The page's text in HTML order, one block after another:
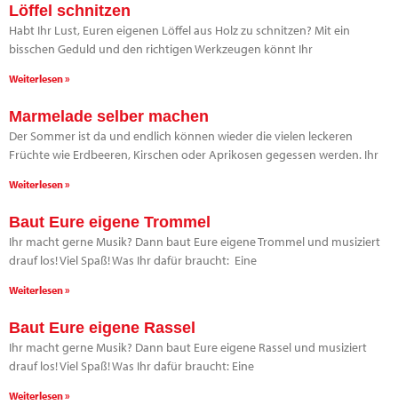
Löffel schnitzen
Habt Ihr Lust, Euren eigenen Löffel aus Holz zu schnitzen? Mit ein
bisschen Geduld und den richtigen Werkzeugen könnt Ihr
Weiterlesen »
Marmelade selber machen
Der Sommer ist da und endlich können wieder die vielen leckeren
Früchte wie Erdbeeren, Kirschen oder Aprikosen gegessen werden. Ihr
Weiterlesen »
Baut Eure eigene Trommel
Ihr macht gerne Musik? Dann baut Eure eigene Trommel und musiziert
drauf los! Viel Spaß! Was Ihr dafür braucht: Eine
Weiterlesen »
Baut Eure eigene Rassel
Ihr macht gerne Musik? Dann baut Eure eigene Rassel und musiziert
drauf los! Viel Spaß! Was Ihr dafür braucht: Eine
Weiterlesen »